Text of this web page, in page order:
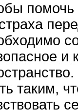
помочь
и
таким,